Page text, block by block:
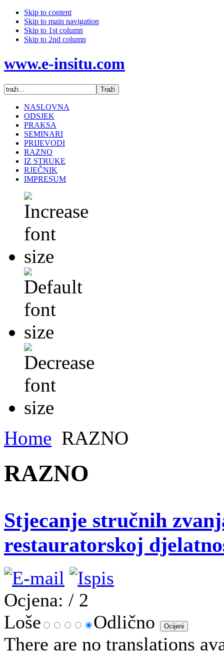
Skip to content
Skip to main navigation
Skip to 1st column
Skip to 2nd column
www.e-insitu.com
NASLOVNA
ODSJEK
PRAKSA
SEMINARI
PRIJEVODI
RAZNO
IZ STRUKE
RJEČNIK
IMPRESUM
Home RAZNO
RAZNO
Stjecanje stručnih
restauratorskoj
Ocjena: / 2
Loše
Odlično
There are no translations